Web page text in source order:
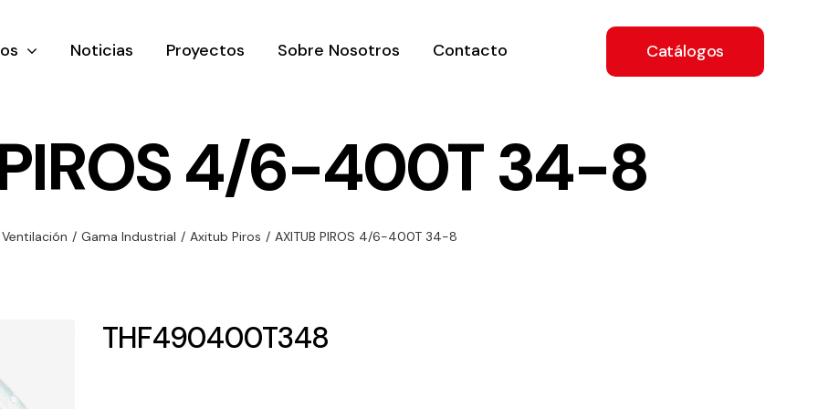
y
de
y
Ventilación
ventilación
Iluminación
soluciones
solares para
Noticias Proyectos Sobre Nosotros Contacto Catálogos
4/6-400T 34-8
Ventilación / Gama Industrial / Axitub Piros / AXITUB PIROS 4/6-400T 34-8
THF490400T348